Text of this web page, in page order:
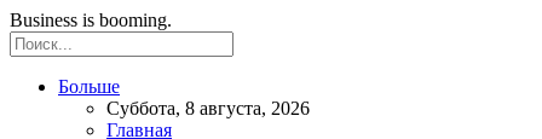
Business is booming.
Больше
Суббота, 8 августа, 2026
Главная